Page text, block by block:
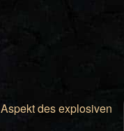
Aspekt des explosiven